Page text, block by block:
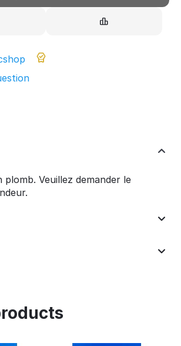
plomb. Veuillez demander le